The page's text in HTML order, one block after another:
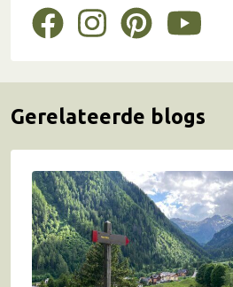
Gerelateerde blogs